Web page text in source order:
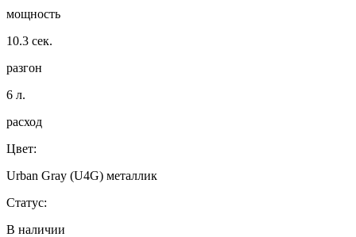
мощность
10.3 сек.
разгон
6 л.
расход
Цвет:
Urban Gray (U4G) металлик
Статус:
В наличии